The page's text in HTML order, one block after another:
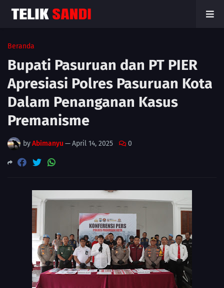
Beranda
Bupati Pasuruan dan PT PIER
Apresiasi Polres Pasuruan Kota
Dalam Penanganan Kasus
Premanisme
byAbimanyu —April 14, 2025 0